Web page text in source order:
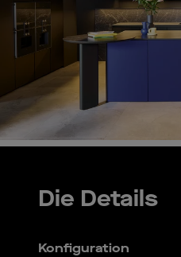
Die Details
Konfiguration